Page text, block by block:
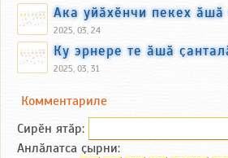
Ака уйӑхӗнчи пекех ӑшӑ
2025, 03, 24
Ку эрнере те ӑшӑ
2025, 03, 31
Комментариле
Сирӗн ятӑp:
Анлӑлатса ҫырни: